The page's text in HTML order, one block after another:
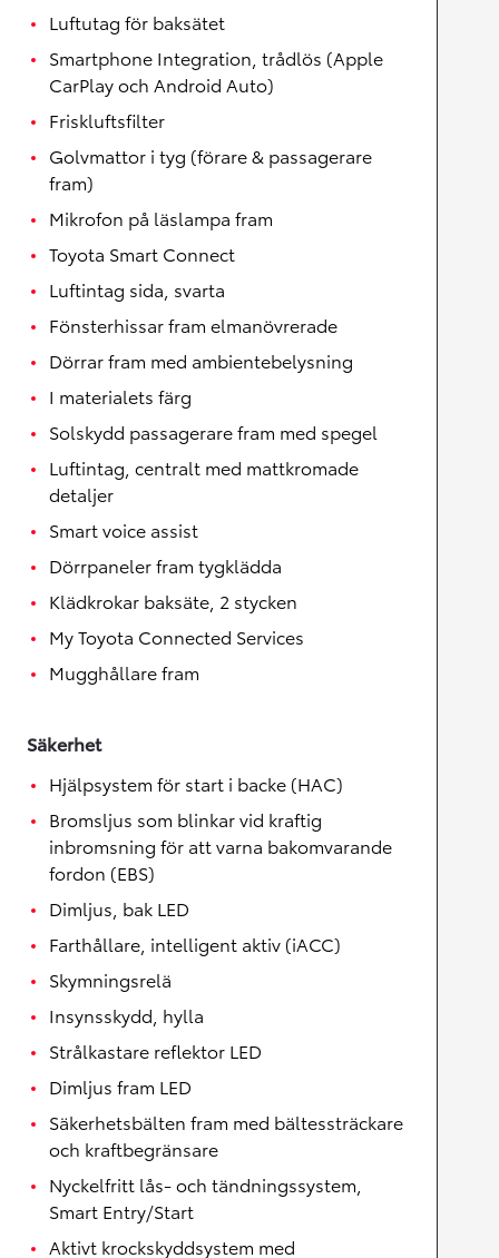
Luftutag för baksätet
Smartphone Integration, trådlös (Apple
CarPlay och Android Auto)
Friskluftsfilter
Golvmattor i tyg (förare & passagerare
fram)
Mikrofon på läslampa fram
Toyota Smart Connect
Luftintag sida, svarta
Fönsterhissar fram elmanövrerade
Dörrar fram med ambientebelysning
I materialets färg
Solskydd passagerare fram med spegel
Luftintag, centralt med mattkromade
detaljer
Smart voice assist
Dörrpaneler fram tygklädda
Klädkrokar baksäte, 2 stycken
My Toyota Connected Services
Mugghållare fram
Säkerhet
Hjälpsystem för start i backe (HAC)
Bromsljus som blinkar vid kraftig
inbromsning för att varna bakomvarande
fordon (EBS)
Dimljus, bak LED
Farthållare, intelligent aktiv (iACC)
Skymningsrelä
Insynsskydd, hylla
Strålkastare reflektor LED
Dimljus fram LED
Säkerhetsbälten fram med bältessträckare
och kraftbegränsare
Nyckelfritt lås- och tändningssystem,
Smart Entry/Start
Aktivt krockskyddsystem med